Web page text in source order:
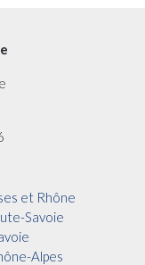
et Rhône
Savoie
Alpes